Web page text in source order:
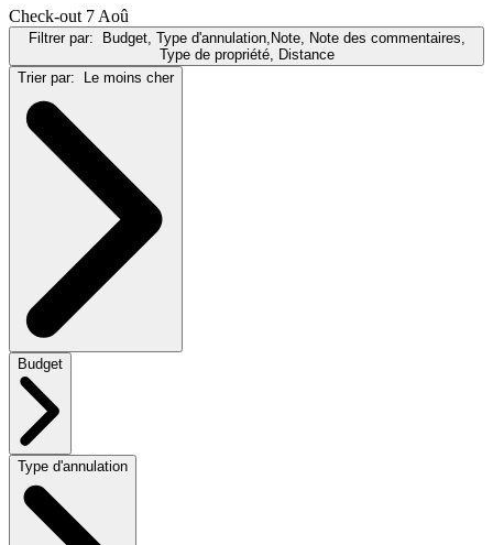
Check-out 7 Aoû
Filtrer par: Budget, Type d'annulation,Note, Note des commentaires,
Type de propriété, Distance
Trier par: Le moins cher
Budget
Type d'annulation